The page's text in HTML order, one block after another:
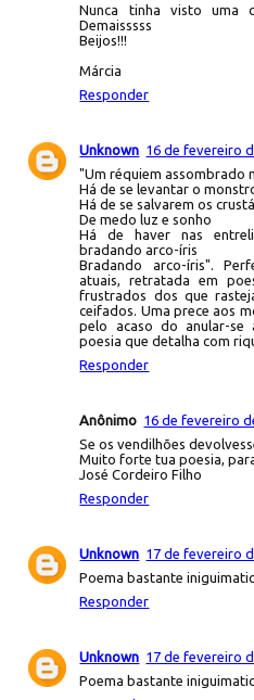
Nunca tinha visto uma
Demaisssss
Beijos!!!
Márcia
Responder
Unknown 16 de fevereiro
"Um réquiem assombrado
Há de se levantar o
Há de se salvarem os
De medo luz e sonho
Há de haver nas
bradando arco-íris
Bradando arco-íris".
atuais, retratada em
frustrados dos que
ceifados. Uma prece aos
pelo acaso do anular-se
poesia que detalha com
Responder
Anônimo 16 de fevereiro
Se os vendilhões
Muito forte tua poesia,
José Cordeiro Filho
Responder
Unknown 17 de fevereiro
Poema bastante
Responder
Unknown 17 de fevereiro
Poema bastante